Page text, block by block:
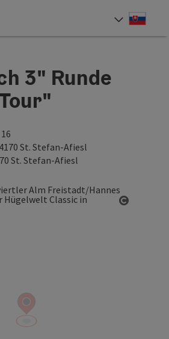
3" Runde
4170 St. Stefan-Afiesl
St. Stefan-Afiesl